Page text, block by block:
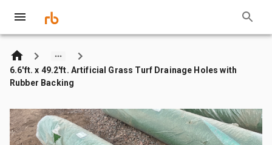
6.6'ft. x 49.2'ft. Artificial Grass Turf Drainage Holes with
Rubber Backing